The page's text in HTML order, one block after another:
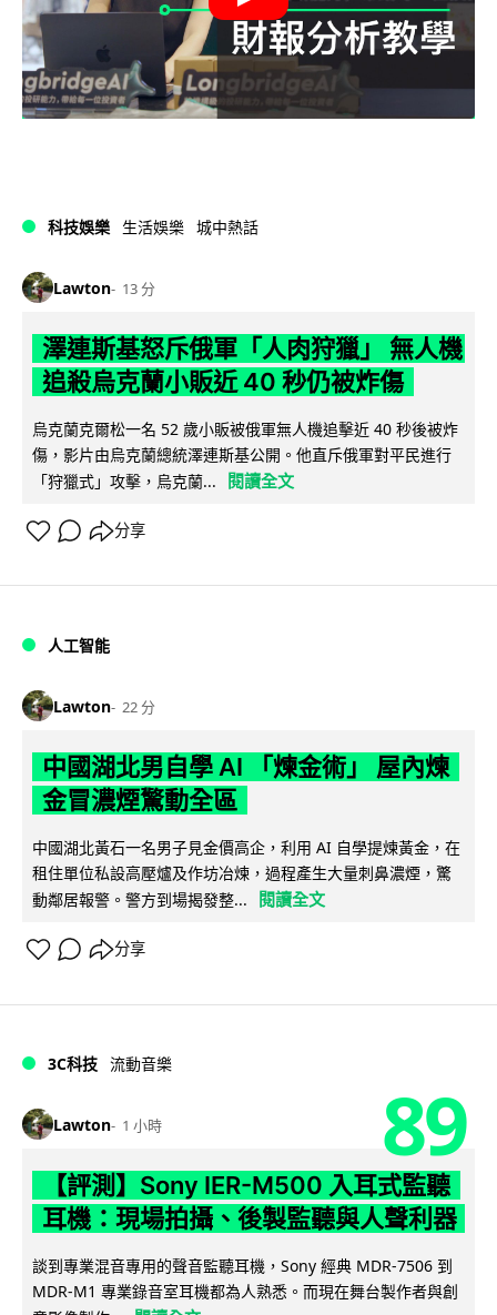
科技娛樂 生活娛樂 城中熱話
Lawton 13 分
澤連斯基怒斥俄軍「人肉狩獵」 無人機
追殺烏克蘭小販近 40 秒仍被炸傷
烏克蘭克爾松一名 52 歲小販被俄軍無人機追擊近 40 秒後被炸
傷，影片由烏克蘭總統澤連斯基公開。他直斥俄軍對平民進行
「狩獵式」攻擊，烏克蘭...
閱讀全文
分享
人工智能
Lawton 22 分
中國湖北男自學 AI 「煉金術」 屋內煉
金冒濃煙驚動全區
中國湖北黃石一名男子見金價高企，利用 AI 自學提煉黃金，在
租住單位私設高壓爐及作坊冶煉，過程產生大量刺鼻濃煙，驚
動鄰居報警。警方到場揭發整...
閱讀全文
分享
3C科技 流動音樂
Lawton 1 小時 89
【評測】Sony IER-M500 入耳式監聽
耳機：現場拍攝、後製監聽與人聲利器
談到專業混音專用的聲音監聽耳機，Sony 經典 MDR-7506 到
MDR-M1 專業錄音室耳機都為人熟悉。而現在舞台製作者與創